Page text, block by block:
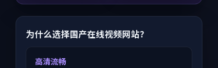
为什么选择国产在线视频网站？
高清流畅